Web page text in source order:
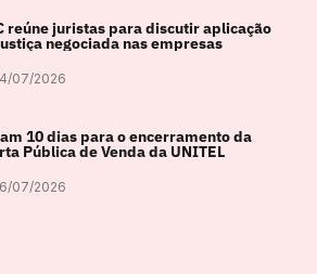
reúne juristas para discutir aplicação
negociada nas empresas
07/2026
10 dias para o encerramento da
Pública de Venda da UNITEL
07/2026